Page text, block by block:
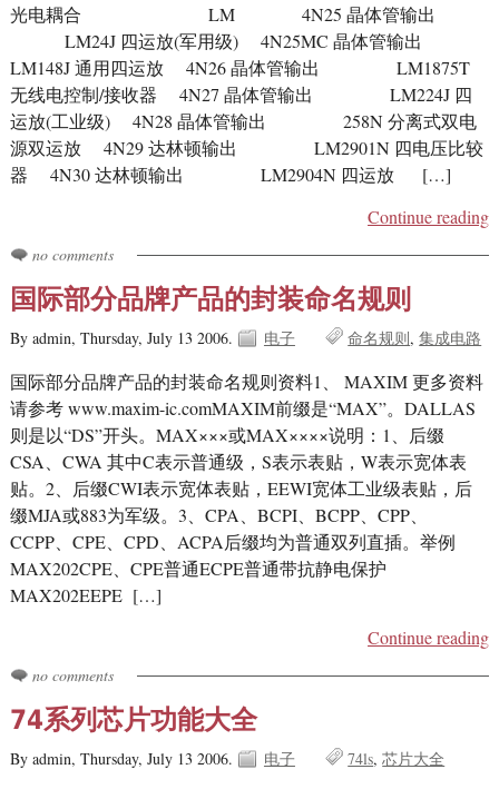
光电耦合 LM 4N25 晶体管输出
LM24J 四运放(军用级) 4N25MC 晶体管输出
LM148J 通用四运放 4N26 晶体管输出 LM1875T
无线电控制/接收器 4N27 晶体管输出 LM224J 四
运放(工业级) 4N28 晶体管输出 258N 分离式双电
源双运放 4N29 达林顿输出 LM2901N 四电压比较
器 4N30 达林顿输出 LM2904N 四运放 […]
Continue reading
no comments
国际部分品牌产品的封装命名规则
By admin, Thursday, July 13 2006. 电子 命名规则 集成电路
国际部分品牌产品的封装命名规则资料1、 MAXIM 更多资料
请参考 www.maxim-ic.comMAXIM前缀是“MAX”。DALLAS
则是以“DS”开头。MAX×××或MAX××××说明：1、后缀
CSA、CWA 其中C表示普通级，S表示表贴，W表示宽体表
贴。2、后缀CWI表示宽体表贴，EEWI宽体工业级表贴，后
缀MJA或883为军级。3、CPA、BCPI、BCPP、CPP、
CCPP、CPE、CPD、ACPA后缀均为普通双列直插。举例
MAX202CPE、CPE普通ECPE普通带抗静电保护
MAX202EEPE […]
Continue reading
no comments
74系列芯片功能大全
By admin, Thursday, July 13 2006. 电子 74ls 芯片大全